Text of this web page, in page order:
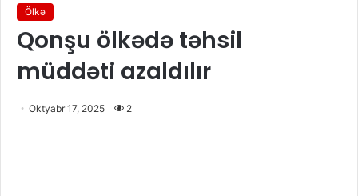
Ölkə
Qonşu ölkədə təhsil
müddəti azaldılır
Oktyabr 17, 2025 2